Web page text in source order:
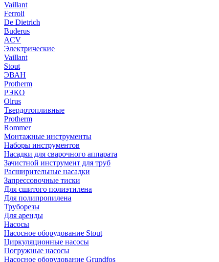
Vaillant
Ferroli
De Dietrich
Buderus
ACV
Электрические
Vaillant
Stout
ЭВАН
Protherm
РЭКО
Olrus
Твердотопливные
Protherm
Rommer
Монтажные инструменты
Наборы инструментов
Насадки для сварочного аппарата
Зачистной инструмент для труб
Расширительные насадки
Запрессовочные тиски
Для сшитого полиэтилена
Для полипропилена
Труборезы
Для аренды
Насосы
Насосное оборудование Stout
Циркуляционные насосы
Погружные насосы
Насосное оборудование Grundfos